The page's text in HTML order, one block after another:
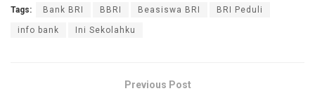
Tags: Bank BRI BBRI Beasiswa BRI BRI Peduli
info bank Ini Sekolahku
Previous Post